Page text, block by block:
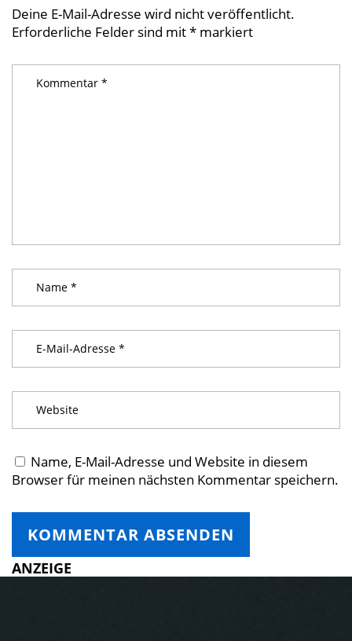
Deine E-Mail-Adresse wird nicht veröffentlicht.
Erforderliche Felder sind mit* markiert
Name, E-Mail-Adresse und Website in diesem
Browser für meinen nächsten Kommentar speichern.
ANZEIGE